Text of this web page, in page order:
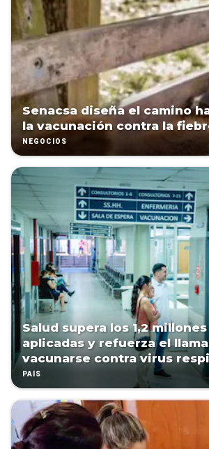
Senacsa diseña el camino
la vacunación contra la
NEGOCIOS
Salud supera los 1,2
aplicadas y refuerza el
vacunarse contra virus
PAÍS